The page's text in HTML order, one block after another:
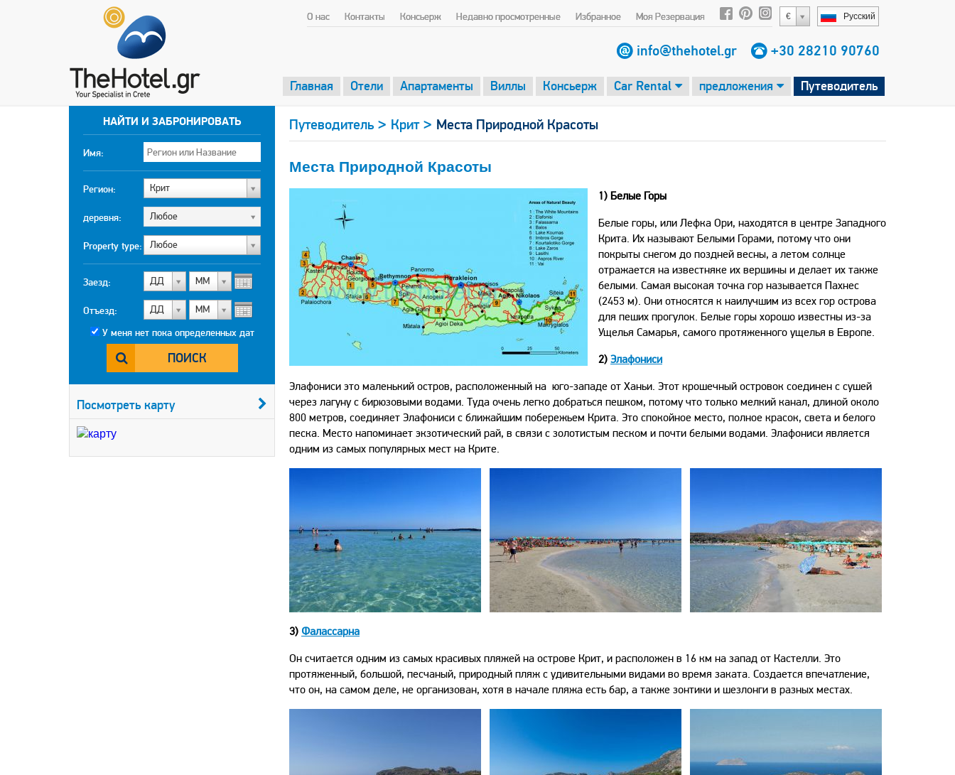
Русский
€
О нас Контакты Консьерж Недавно просмотренные Избранное Моя Резервация
info@thehotel.gr +30 28210 90760
Главная Отели Апартаменты Виллы Консьерж Car Rental предложения Путеводитель
НАЙТИ И ЗАБРОНИРОВАТЬ
Имя:
Регион: Крит
деревня: Любоe
Property type: Любоe
Заезд: ДД МM
Отъезд: ДД МM
У меня нет пока определенных дат
ПОИСК
Посмотреть карту
Путеводитель > Крит> Места Природной Красоты
Места Природной Красоты
1) Белые Горы
Белые горы, или Лефка Ори, находятся в центре Западного
Крита. Их называют Белыми Горами, потому что они
покрыты снегом до поздней весны, а летом солнце
отражается на известняке их вершины и делает их также
белыми. Самая высокая точка гор называется Пахнес
(2453 м). Они относятся к наилучшим из всех гор острова
для пеших прогулок. Белые горы хорошо известны из-за
Ущелья Самарья, самого протяженного ущелья в Европе.
2) Элафониси
Элафониси это маленький остров, расположенный на юго-западе от Ханьи. Этот крошечный островок соединен с сушей
через лагуну с бирюзовыми водами. Туда очень легко добраться пешком, потому что только мелкий канал, длиной около
800 метров, соединяет Элафониси с ближайшим побережьем Крита. Это спокойное место, полное красок, света и белого
песка. Место напоминает экзотический рай, в связи с золотистым песком и почти белыми водами. Элафониси является
одним из самых популярных мест на Крите.
3) Фалассарна
Он считается одним из самых красивых пляжей на острове Крит, и расположен в 16 км на запад от Кастелли. Это
протяженный, большой, песчаный, природный пляж с удивительными видами во время заката. Создается впечатление,
что он, на самом деле, не организован, хотя в начале пляжа есть бар, а также зонтики и шезлонги в разных местах.